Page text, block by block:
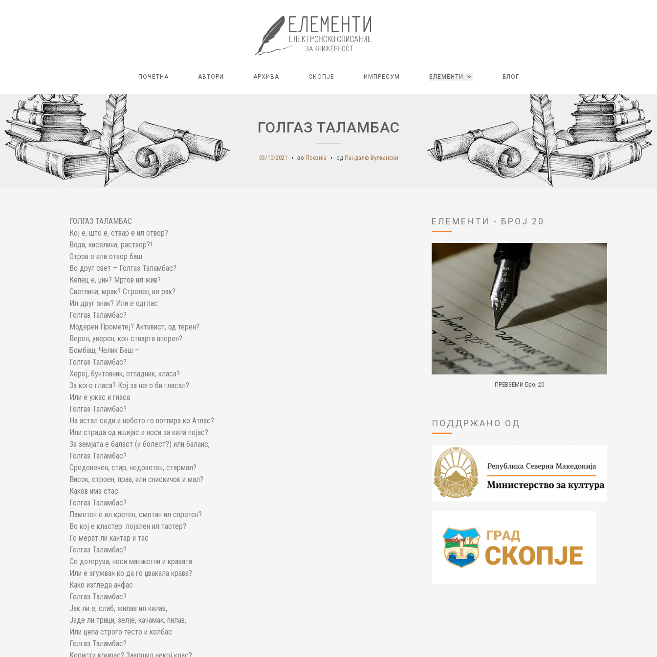
ПОЧЕТНА АВТОРИ АРХИВА СКОПЈЕ ИМПРЕСУМ ЕЛЕМЕНТИ БЛОГ
ГОЛГАЗ ТАЛАМБАС
03/10/2021 во Поезија од Пандалф Вулкански
ГОЛГАЗ ТАЛАМБАС
Кој е, што е, ствар е ил створ?
Вода, киселина, раствор?!
Отров е или отвор баш
Во друг свет – Голгаз Таламбас?
Кепец е, џин? Мртов ил жив?
Светлина, мрак? Стрелец ил рак?
Ил друг знак? Или е одглас
Голгаз Таламбас?
Модерен Прометеј? Активист, од терен?
Верен, уверен, кон стварта вперен?
Бомбаш, Челик Баш –
Голгаз Таламбас?
Херој, бунтовник, отпадник, класа?
За кого гласа? Кој за него би гласал?
Или е ужас и гнаса
Голгаз Таламбас?
На астал седи и небото го потпира ко Атлас?
Или страда од ишијас и носи за кила појас?
За земјата е баласт (и болест?) или баланс,
Голгаз Таламбас?
Средовечен, стар, недоветен, стармал?
Висок, строен, прав, или снискичок и мал?
Каков има стас
Голгаз Таламбас?
Паметен е ил кретен, смотан ил спретен?
Во кој е кластер: лојален ил тастер?
Го мерат ли кантар и тас
Голгаз Таламбас?
Се дотерува, носи манжетни и кравата
Или e згужван ко да го џвакала крава?
Како изгледа анфас
Голгаз Таламбас?
Јак ли е, слаб, жилав ил килав,
Јаде ли трици, зелје, качамак, пилав,
Или цепа строго тесто и колбас
Голгаз Таламбас?
ЕЛЕМЕНТИ - БРОЈ 20
ПРЕВЗЕМИ Број 20
ПОДДРЖАНО ОД